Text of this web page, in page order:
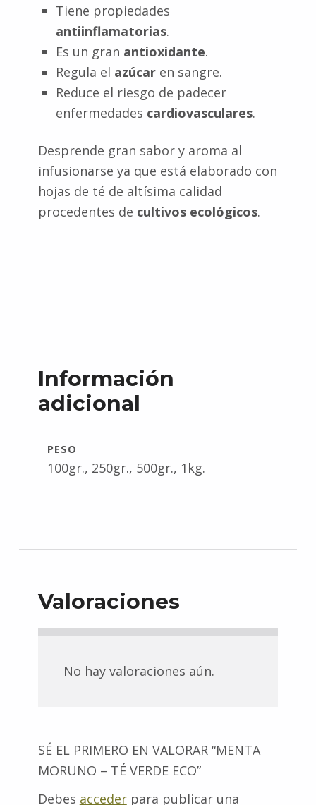
Tiene propiedades
antiinflamatorias.
Es un gran antioxidante.
Regula el azúcaren sangre.
Reduce el riesgo de padecer
enfermedades cardiovasculares.
Desprende gran sabor y aroma al
infusionarse ya que está elaborado con
hojas de té de altísima calidad
procedentes de cultivos ecológicos.
Información
adicional
PESO
100gr., 250gr., 500gr., 1kg.
Valoraciones
No hay valoraciones aún.
SÉ EL PRIMERO EN VALORAR “MENTA
MORUNO – TÉ VERDE ECO”
Debes accederpara publicar una